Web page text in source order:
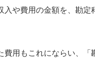
入や費用の金額を、勘
用もこれにならい、